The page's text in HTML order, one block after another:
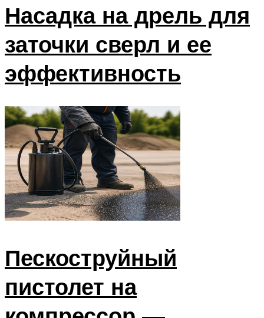
Насадка на дрель для
заточки сверл и ее
эффективность
Пескоструйный
пистолет на